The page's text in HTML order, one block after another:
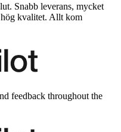
Snabb leverans, mycket
kvalitet. Allt kom
feedback throughout the